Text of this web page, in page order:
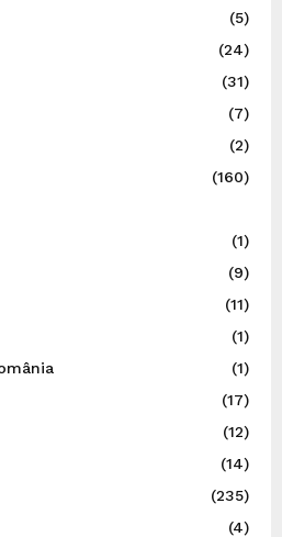
(5)
(24)
(31)
(7)
(2)
(160)
(1)
(9)
(11)
(1)
(1)
(17)
(12)
(14)
(235)
(4)